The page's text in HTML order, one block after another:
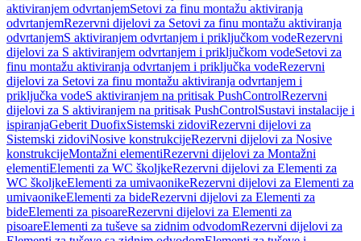
aktiviranjem odvrtanjemSetovi za finu montažu aktiviranja
odvrtanjemRezervni dijelovi za Setovi za finu montažu aktiviranja
odvrtanjemS aktiviranjem odvrtanjem i priključkom vodeRezervni
dijelovi za S aktiviranjem odvrtanjem i priključkom vodeSetovi za
finu montažu aktiviranja odvrtanjem i priključka vodeRezervni
dijelovi za Setovi za finu montažu aktiviranja odvrtanjem i
priključka vodeS aktiviranjem na pritisak PushControlRezervni
dijelovi za S aktiviranjem na pritisak PushControlSustavi instalacije i
ispiranjaGeberit DuofixSistemski zidoviRezervni dijelovi za
Sistemski zidoviNosive konstrukcijeRezervni dijelovi za Nosive
konstrukcijeMontažni elementiRezervni dijelovi za Montažni
elementiElementi za WC školjkeRezervni dijelovi za Elementi za
WC školjkeElementi za umivaonikeRezervni dijelovi za Elementi za
umivaonikeElementi za bideRezervni dijelovi za Elementi za
bideElementi za pisoareRezervni dijelovi za Elementi za
pisoareElementi za tuševe sa zidnim odvodomRezervni dijelovi za